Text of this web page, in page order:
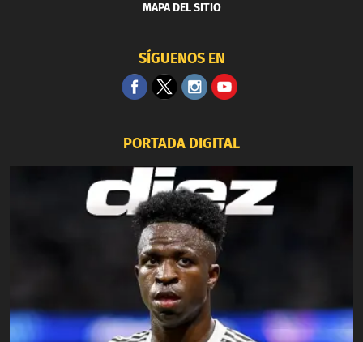
MAPA DEL SITIO
SÍGUENOS EN
PORTADA DIGITAL